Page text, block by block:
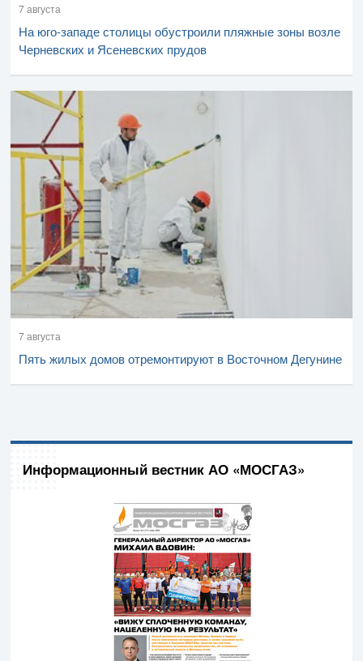
7 августа
На юго-западе столицы обустроили пляжные зоны возле
Черневских и Ясеневских прудов
7 августа
Пять жилых домов отремонтируют в Восточном Дегунине
Информационный вестник АО «МОСГАЗ»